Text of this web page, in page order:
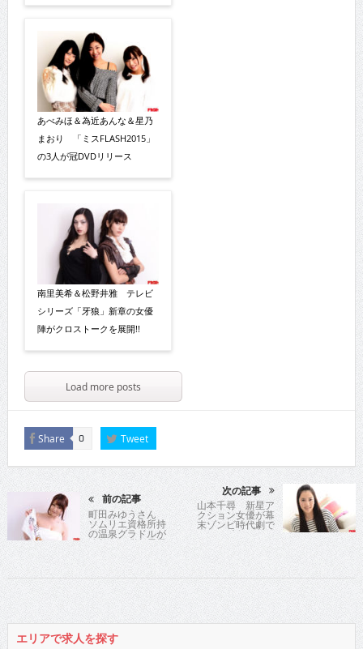
あべみほ＆為近あんな＆星乃
まおり 「ミスFLASH2015」
の3人が冠DVDリリース
南里美希＆松野井雅 テレビ
シリーズ「牙狼」新章の女優
陣がクロストークを展開!!
Load more posts
Share 0 Tweet
前の記事
町田みゆうさん
ソムリエ資格所持
の温泉グラドルが
敢行した弾丸露天
ツアーがDVDに
次の記事
山本千尋 新星ア
クション女優が幕
末ゾンビ時代劇で
斬るっ!!
エリアで求人を探す